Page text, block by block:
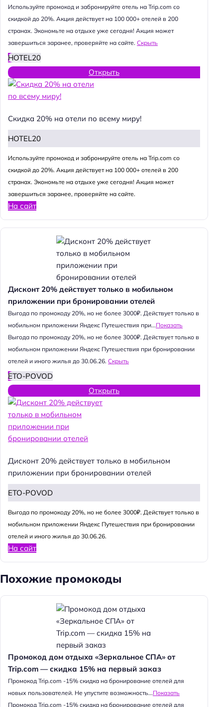
Используйте промокод и забронируйте отель на Trip.com со
скидкой до 20%. Акция действует на 100 000+ отелей в 200
странах. Экономьте на отдыхе уже сегодня! Акция может
завершиться заранее, проверяйте на сайте. Скрыть
HOTEL20
Открыть
Скидка 20% на отели по всему миру!
HOTEL20
Используйте промокод и забронируйте отель на Trip.com со
скидкой до 20%. Акция действует на 100 000+ отелей в 200
странах. Экономьте на отдыхе уже сегодня! Акция может
завершиться заранее, проверяйте на сайте.
На сайт
Дисконт 20% действует только в мобильном
приложении при бронировании отелей
Выгода по промокоду 20%, но не более 3000₽. Действует только в
мобильном приложении Яндекс Путешествия при...Показать
Выгода по промокоду 20%, но не более 3000₽. Действует только в
мобильном приложении Яндекс Путешествия при бронировании
отелей и иного жилья до 30.06.26. Скрыть
ETO-POVOD
Открыть
Дисконт 20% действует только в мобильном
приложении при бронировании отелей
ETO-POVOD
Выгода по промокоду 20%, но не более 3000₽. Действует только в
мобильном приложении Яндекс Путешествия при бронировании
отелей и иного жилья до 30.06.26.
На сайт
Похожие промокоды
Промокод дом отдыха «Зеркальное СПА» от
Trip.com — скидка 15% на первый заказ
Промокод Trip.com -15% скидка на бронирование отелей для
новых пользователей. Не упустите возможность...Показать
Промокод Trip.com -15% скидка на бронирование отелей для